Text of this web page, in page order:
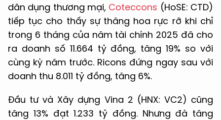
dân dụng thương mại, Coteccons (HoSE: CTD)
tiếp tục cho thấy sự thăng hoa rực rỡ khi chỉ
trong 6 tháng của năm tài chính 2025 đã cho
ra doanh số 11.664 tỷ đồng, tăng 19% so với
cùng kỳ năm trước. Ricons đứng ngay sau với
doanh thu 8.011 tỷ đồng, tăng 6%.
Đầu tư và Xây dựng Vina 2 (HNX: VC2) cũng
tăng 13% đạt 1.233 tỷ đồng. Nhưng đà tăng